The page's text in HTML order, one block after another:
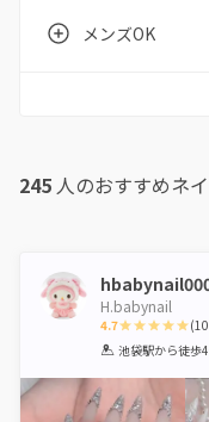
メンズOK
245 人のおすすめネ
H.babynail
4.7
1 2 3 4 5
(
池袋駅から徒歩